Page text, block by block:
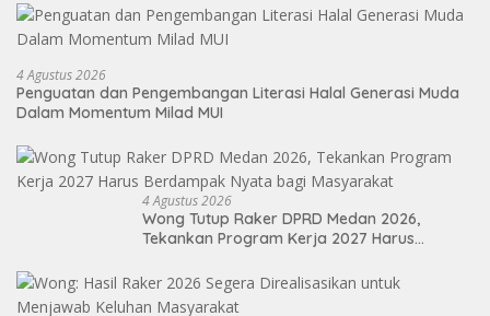
4 Agustus 2026
Penguatan dan Pengembangan Literasi Halal Generasi Muda
Dalam Momentum Milad MUI
4 Agustus 2026
Wong Tutup Raker DPRD Medan 2026,
Tekankan Program Kerja 2027 Harus